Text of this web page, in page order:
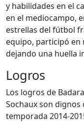
y habilidades en el
en el mediocampo,
estrellas del fútbol
equipo, participó en
dejando una huella
Logros
Los logros de
Sochaux son dignos
temporada 2014-